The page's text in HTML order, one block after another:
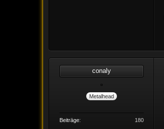
conaly
Metalhead
Beiträge 180